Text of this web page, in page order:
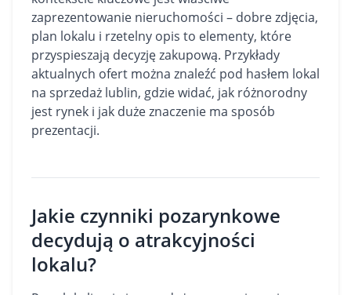
zaprezentowanie nieruchomości – dobre zdjęcia,
plan lokalu i rzetelny opis to elementy, które
przyspieszają decyzję zakupową. Przykłady
aktualnych ofert można znaleźć pod hasłem lokal
na sprzedaż lublin, gdzie widać, jak różnorodny
jest rynek i jak duże znaczenie ma sposób
prezentacji.
Jakie czynniki pozarynkowe
decydują o atrakcyjności
lokalu?